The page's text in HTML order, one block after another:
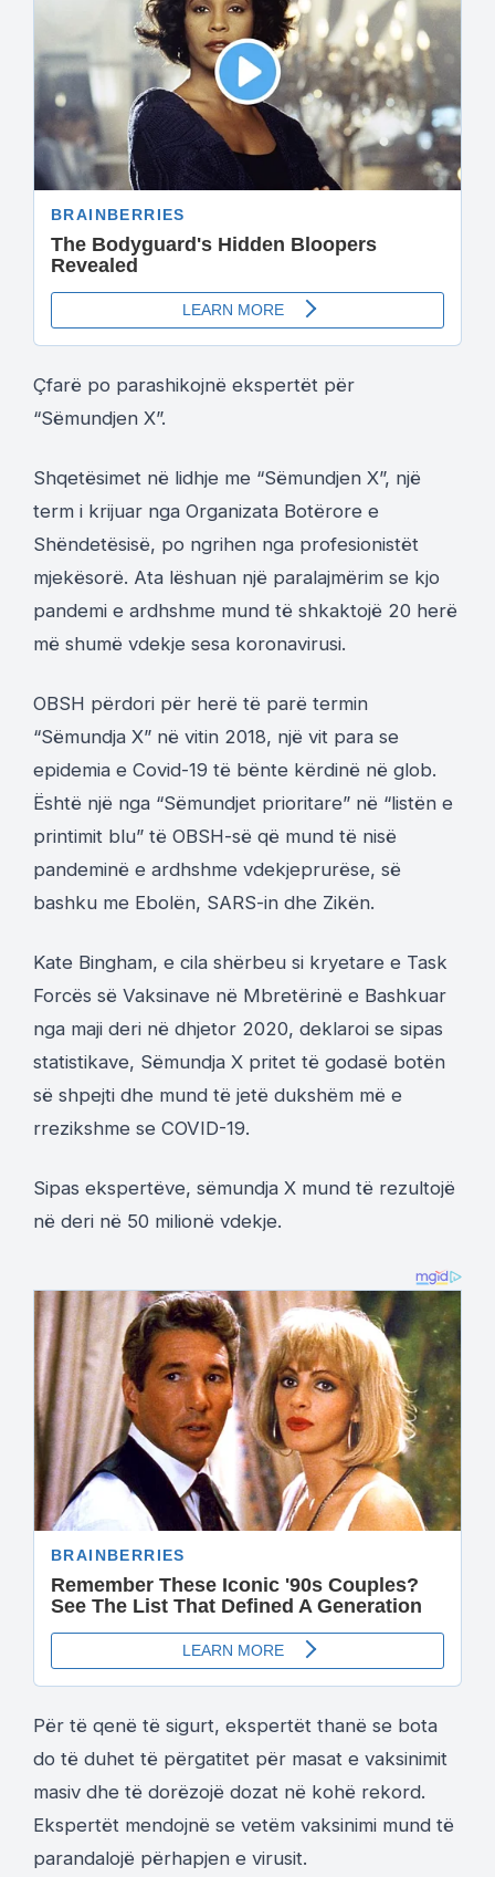
Çfarë po parashikojnë ekspertët për
“Sëmundjen X”.
Shqetësimet në lidhje me “Sëmundjen X”, një
term i krijuar nga Organizata Botërore e
Shëndetësisë, po ngrihen nga profesionistët
mjekësorë. Ata lëshuan një paralajmërim se kjo
pandemi e ardhshme mund të shkaktojë 20 herë
më shumë vdekje sesa koronavirusi.
OBSH përdori për herë të parë termin
“Sëmundja X” në vitin 2018, një vit para se
epidemia e Covid-19 të bënte kërdinë në glob.
Është një nga “Sëmundjet prioritare” në “listën e
printimit blu” të OBSH-së që mund të nisë
pandeminë e ardhshme vdekjeprurëse, së
bashku me Ebolën, SARS-in dhe Zikën.
Kate Bingham, e cila shërbeu si kryetare e Task
Forcës së Vaksinave në Mbretërinë e Bashkuar
nga maji deri në dhjetor 2020, deklaroi se sipas
statistikave, Sëmundja X pritet të godasë botën
së shpejti dhe mund të jetë dukshëm më e
rrezikshme se COVID-19.
Sipas ekspertëve, sëmundja X mund të rezultojë
në deri në 50 milionë vdekje.
Për të qenë të sigurt, ekspertët thanë se bota
do të duhet të përgatitet për masat e vaksinimit
masiv dhe të dorëzojë dozat në kohë rekord.
Ekspertët mendojnë se vetëm vaksinimi mund të
parandalojë përhapjen e virusit.